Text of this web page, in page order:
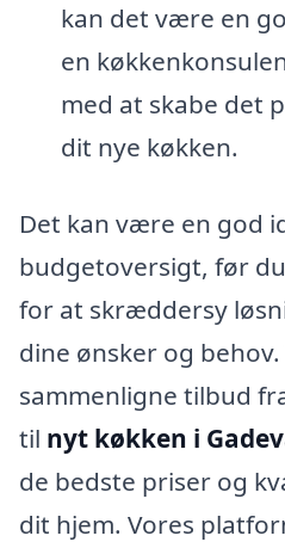
kan det være en
en
med at skabe det
dit nye køkken.
Det kan være en god
budgetoversigt, før
for at skræddersy
dine ønsker og behov.
sammenligne tilbud
til nyt køkken i
de bedste priser og
dit hjem. Vores